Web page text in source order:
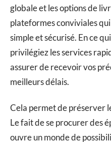
globale et les options de
plateformes conviviales
simple et sécurisé. En ce
privilégiez les services
assurer de recevoir vos
meilleurs délais.
Cela permet de préserver
Le fait de se procurer des
ouvre un monde de